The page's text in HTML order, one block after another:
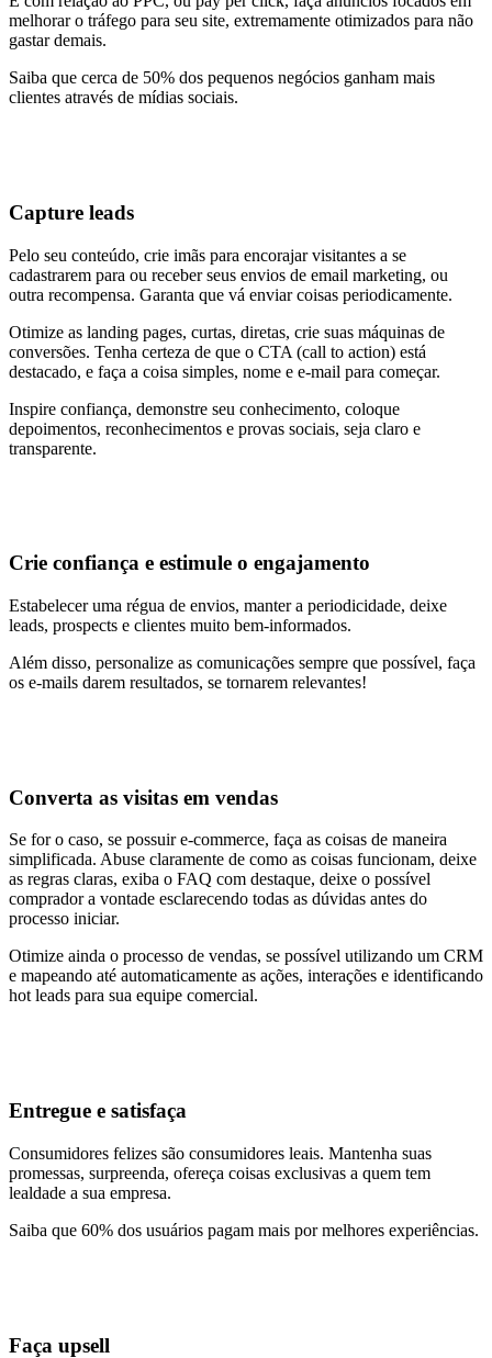
melhorar o tráfego para seu site, extremamente otimizados para não
gastar demais.
Saiba que cerca de 50% dos pequenos negócios ganham mais
clientes através de mídias sociais.
Capture leads
Pelo seu conteúdo, crie imãs para encorajar visitantes a se
cadastrarem para ou receber seus envios de email marketing, ou
outra recompensa. Garanta que vá enviar coisas periodicamente.
Otimize as landing pages, curtas, diretas, crie suas máquinas de
conversões. Tenha certeza de que o CTA (call to action) está
destacado, e faça a coisa simples, nome e e-mail para começar.
Inspire confiança, demonstre seu conhecimento, coloque
depoimentos, reconhecimentos e provas sociais, seja claro e
transparente.
Crie confiança e estimule o engajamento
Estabelecer uma régua de envios, manter a periodicidade, deixe
leads, prospects e clientes muito bem-informados.
Além disso, personalize as comunicações sempre que possível, faça
os e-mails darem resultados, se tornarem relevantes!
Converta as visitas em vendas
Se for o caso, se possuir e-commerce, faça as coisas de maneira
simplificada. Abuse claramente de como as coisas funcionam, deixe
as regras claras, exiba o FAQ com destaque, deixe o possível
comprador a vontade esclarecendo todas as dúvidas antes do
processo iniciar.
Otimize ainda o processo de vendas, se possível utilizando um CRM
e mapeando até automaticamente as ações, interações e identificando
hot leads para sua equipe comercial.
Entregue e satisfaça
Consumidores felizes são consumidores leais. Mantenha suas
promessas, surpreenda, ofereça coisas exclusivas a quem tem
lealdade a sua empresa.
Saiba que 60% dos usuários pagam mais por melhores experiências.
Faça upsell